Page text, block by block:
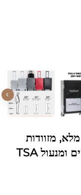
מזוודות
ניידות אופנתיות עם גלגלים שקטים ומנעול TSA